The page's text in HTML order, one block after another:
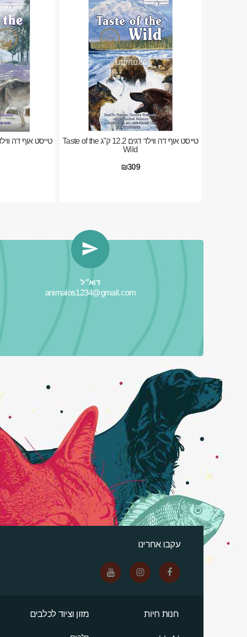
טייסט אוף דה ווילד דגים 12.2 ק"ג Taste of the
Wild
₪309
דוא״ל
animalos1234@gmail.com
עקבו אחרינו
חנות חיות מזון וציוד לכלבים